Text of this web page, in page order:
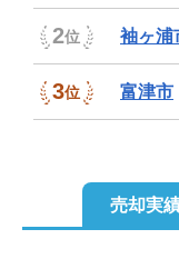
2位 袖ヶ浦
3位 富津市
売却実